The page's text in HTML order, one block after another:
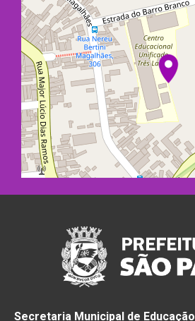
Secretaria Municipal de Educação